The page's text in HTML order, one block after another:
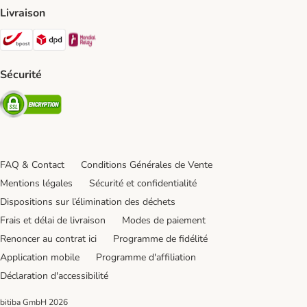
Livraison
Bpost Shipping Method
DPD Shipping Method
Sécurité
Security
FAQ & Contact
Conditions Générales de Vente
Mentions légales
Sécurité et confidentialité
Dispositions sur l’élimination des déchets
Frais et délai de livraison
Modes de paiement
Renoncer au contrat ici
Programme de fidélité
Application mobile
Programme d'affiliation
Déclaration d'accessibilité
bitiba GmbH 2026